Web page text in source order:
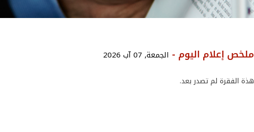
ملخص إعلام اليوم - الجمعة, 07 آب 2026
هذة الفقرة لم تصدر بعد.